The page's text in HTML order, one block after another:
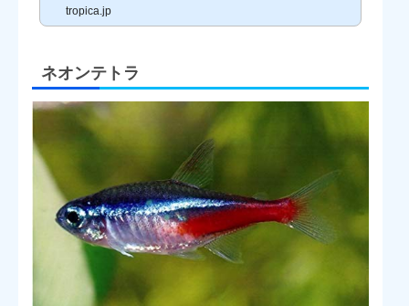
tropica.jp
ネオンテトラ